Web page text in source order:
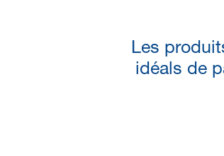
Les
idéals de